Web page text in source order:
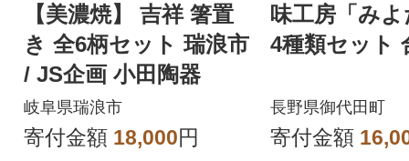
【美濃焼】 吉祥 箸置
き 全6柄セット 瑞浪市
/ JS企画 小田陶器
岐阜県瑞浪市
寄付金額 18,000円
味工房「み
4種類セット
長野県御代田町
寄付金額